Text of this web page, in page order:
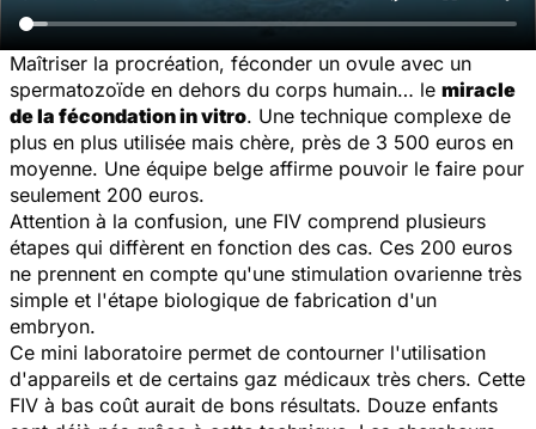
Maîtriser la procréation, féconder un ovule avec un
spermatozoïde en dehors du corps humain… le miracle
de la fécondation in vitro. Une technique complexe de
plus en plus utilisée mais chère, près de 3 500 euros en
moyenne. Une équipe belge affirme pouvoir le faire pour
seulement 200 euros.
Attention à la confusion, une FIV comprend plusieurs
étapes qui diffèrent en fonction des cas. Ces 200 euros
ne prennent en compte qu'une stimulation ovarienne très
simple et l'étape biologique de fabrication d'un
embryon.
Ce mini laboratoire permet de contourner l'utilisation
d'appareils et de certains gaz médicaux très chers. Cette
FIV à bas coût aurait de bons résultats. Douze enfants